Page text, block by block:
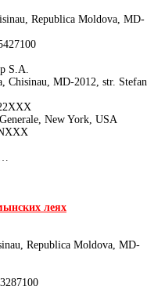
Republica Moldova, MD-
S.A.
Chisinau, MD-2012, str. Stefan
New York, USA
леях
Republica Moldova, MD-